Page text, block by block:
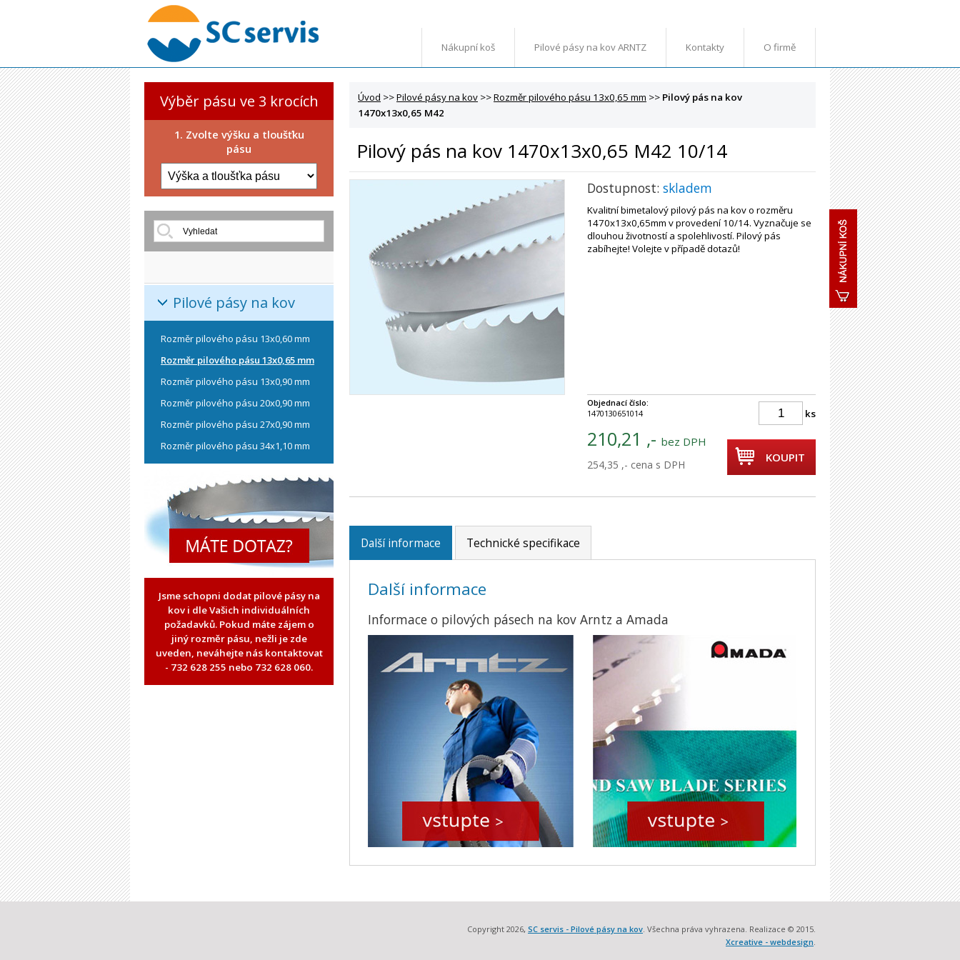
Nákupní koš Pilové pásy na kov ARNTZ Kontakty O firmě
Výběr pásu ve 3 krocích
1. Zvolte výšku a tloušťku
pásu
Pilové pásy na kov
Rozměr pilového pásu 13x0,60 mm
Rozměr pilového pásu 13x0,65 mm
Rozměr pilového pásu 13x0,90 mm
Rozměr pilového pásu 20x0,90 mm
Rozměr pilového pásu 27x0,90 mm
Rozměr pilového pásu 34x1,10 mm
Jsme schopni dodat pilové pásy na
kov i dle Vašich individuálních
požadavků. Pokud máte zájem o
jiný rozměr pásu, nežli je zde
uveden, neváhejte nás kontaktovat
- 732 628 255 nebo 732 628 060.
Úvod >>Pilové pásy na kov >>Rozměr pilového pásu 13x0,65 mm >> Pilový pás na kov
1470x13x0,65 M42
Pilový pás na kov 1470x13x0,65 M42 10/14
Dostupnost: skladem
Kvalitní bimetalový pilový pás na kov o rozměru
1470x13x0,65mm v provedení 10/14. Vyznačuje se
dlouhou životností a spolehlivostí. Pilový pás
zabíhejte! Volejte v případě dotazů!
Objednací číslo:
1470130651014
210,21 ,- bez DPH
254,35 ,- cena s DPH
ks
KOUPIT
Další informace Technické specifikace
Další informace
Informace o pilových pásech na kov Arntz a Amada
Copyright 2026, SC servis - Pilové pásy na kov. Všechna práva vyhrazena. Realizace © 2015.
Xcreative - webdesign.